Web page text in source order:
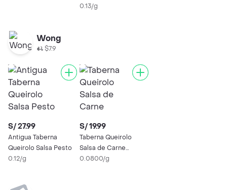
0.13/g
Wong
$7.9
S/ 27.99
Antigua Taberna
Queirolo Salsa Pesto
0.12/g
S/ 19.99
Taberna Queirolo
Salsa de Carne
Antigua
0.0800/g